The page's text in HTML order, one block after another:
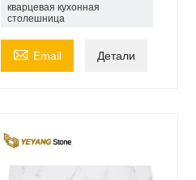
кварцевая кухонная
столешница
 Email Детали